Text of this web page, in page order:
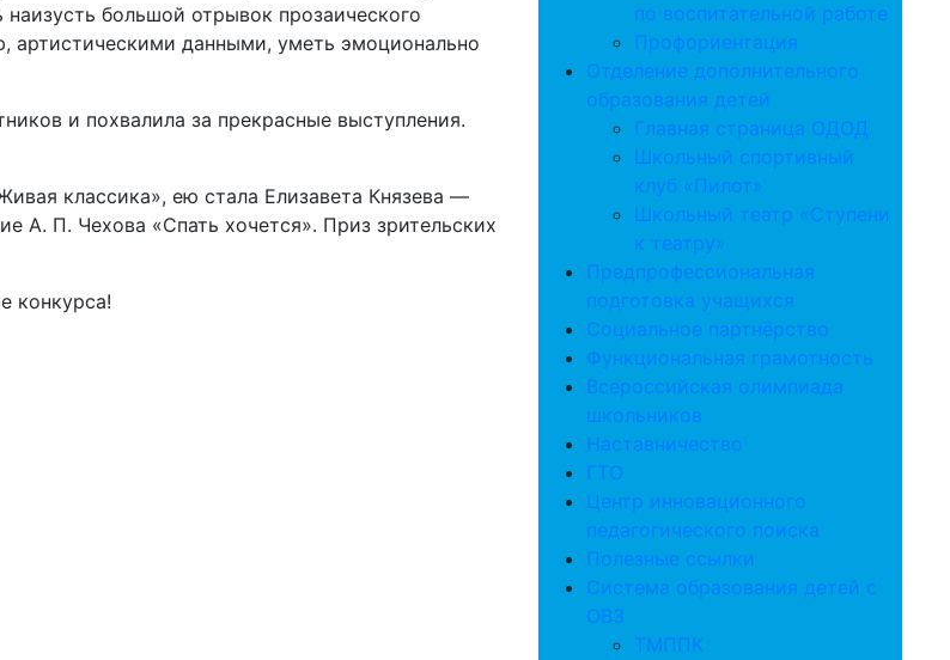
большой отрывок прозаического
артистическими данными, уметь эмоционально
и похвалила за прекрасные выступления.
классика», ею стала Елизавета Князева —
А. П. Чехова «Спать хочется». Приз зрительских
конкурса!
по воспитательной работе
Профориентация
Отделение дополнительного
образования детей
Главная страница ОДОД
Школьный спортивный
клуб «Пилот»
Школьный театр «Ступени
к театру»
Предпрофессиональная
подготовка учащихся
Социальное партнёрство
Функциональная грамотность
Всероссийская олимпиада
школьников
Наставничество
ГТО
Центр инновационного
педагогического поиска
Полезные ссылки
Система образования детей с
ОВЗ
ТМППК